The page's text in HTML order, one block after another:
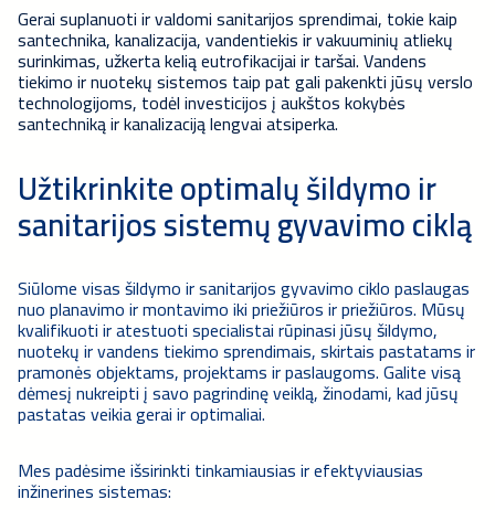
Gerai suplanuoti ir valdomi sanitarijos sprendimai, tokie kaip
santechnika, kanalizacija, vandentiekis ir vakuuminių atliekų
surinkimas, užkerta kelią eutrofikacijai ir taršai. Vandens
tiekimo ir nuotekų sistemos taip pat gali pakenkti jūsų verslo
technologijoms, todėl investicijos į aukštos kokybės
santechniką ir kanalizaciją lengvai atsiperka.
Užtikrinkite optimalų šildymo ir
sanitarijos sistemų gyvavimo ciklą
Siūlome visas šildymo ir sanitarijos gyvavimo ciklo paslaugas
nuo planavimo ir montavimo iki priežiūros ir priežiūros. Mūsų
kvalifikuoti ir atestuoti specialistai rūpinasi jūsų šildymo,
nuotekų ir vandens tiekimo sprendimais, skirtais pastatams ir
pramonės objektams, projektams ir paslaugoms. Galite visą
dėmesį nukreipti į savo pagrindinę veiklą, žinodami, kad jūsų
pastatas veikia gerai ir optimaliai.
Mes padėsime išsirinkti tinkamiausias ir efektyviausias
inžinerines sistemas: